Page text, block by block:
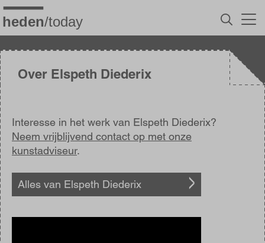
Overslaan
en
naar
inhoud
gaanOver Elspeth Diederix
Interesse in het werk van Elspeth Diederix?
Neem vrijblijvend contact op met onze
kunstadviseur.
Alles van Elspeth Diederix